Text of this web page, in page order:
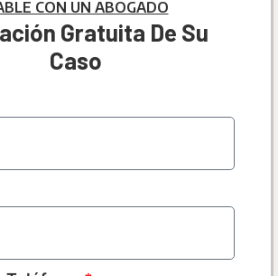
CON UN ABOGADO
Gratuita De Su
Caso